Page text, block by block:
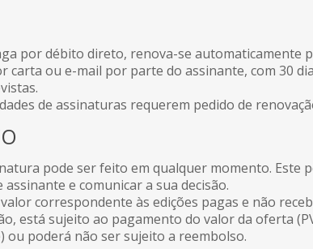
por débito direto, renova-se automaticamente
ou e-mail por parte do assinante, com 30
de assinaturas requerem pedido de
pode ser feito em qualquer momento.
e comunicar a sua decisão.
correspondente às edições pagas e não
está sujeito ao pagamento do valor da oferta
ou poderá não ser sujeito a reembolso.